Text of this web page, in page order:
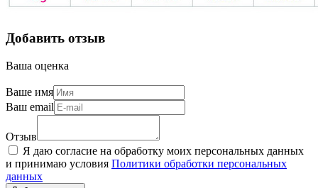
Добавить отзыв
Ваша оценка
Ваше имя
Ваш email
Отзыв
Я даю согласие на обработку моих персональных данных
и принимаю условия Политики обработки персональных
данных